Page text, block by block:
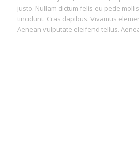
justo. Nullam dictum felis eu pede mollis
tincidunt. Cras dapibus. Vivamus
Aenean vulputate eleifend tellus.